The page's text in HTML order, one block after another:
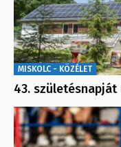
MISKOLC - KÖZÉLET
43.